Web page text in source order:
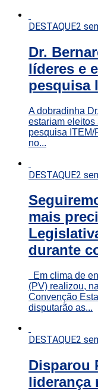
DESTAQUE2
Dr.
líderes e
pesquisa
A dobradinha
estariam eleitos
pesquisa ITEM/
no...
DESTAQUE2
mais
durante
Em clima de
(PV) realizou,
Convenção
disputarão as...
DESTAQUE2
Disparou
liderança